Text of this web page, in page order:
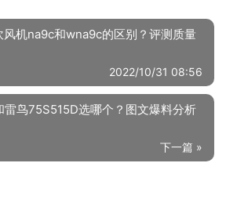
风机na9c和wna9c的区别？评测质量
2022/10/31 08:56
鸟75S515D选哪个？图文爆料分析
下一篇 »